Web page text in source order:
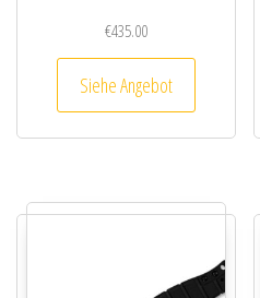
€435.00
Siehe Angebot